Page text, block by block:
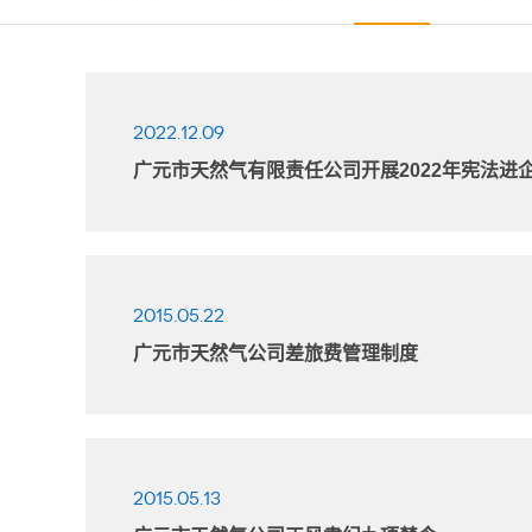
2022.12.09
广元市天然气有限责任公司开展2022年宪法进
2015.05.22
广元市天然气公司差旅费管理制度
2015.05.13